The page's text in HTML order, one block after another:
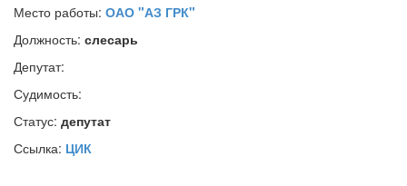
Место работы: ОАО "АЗ ГРК"
Должность: слесарь
Депутат:
Судимость:
Статус: депутат
Ссылка: ЦИК